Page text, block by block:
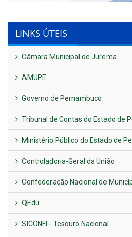
LINKS ÚTEIS
Câmara Municipal de Jurema
AMUPE
Governo de Pernambuco
Tribunal de Contas do Estado de
Ministério Público do Estado de
Controladoria-Geral da União
Confederação Nacional de
QEdu
SICONFI - Tesouro Nacional